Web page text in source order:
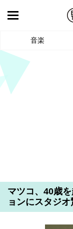
音楽
マツコ、40歳
ョンにスタジ